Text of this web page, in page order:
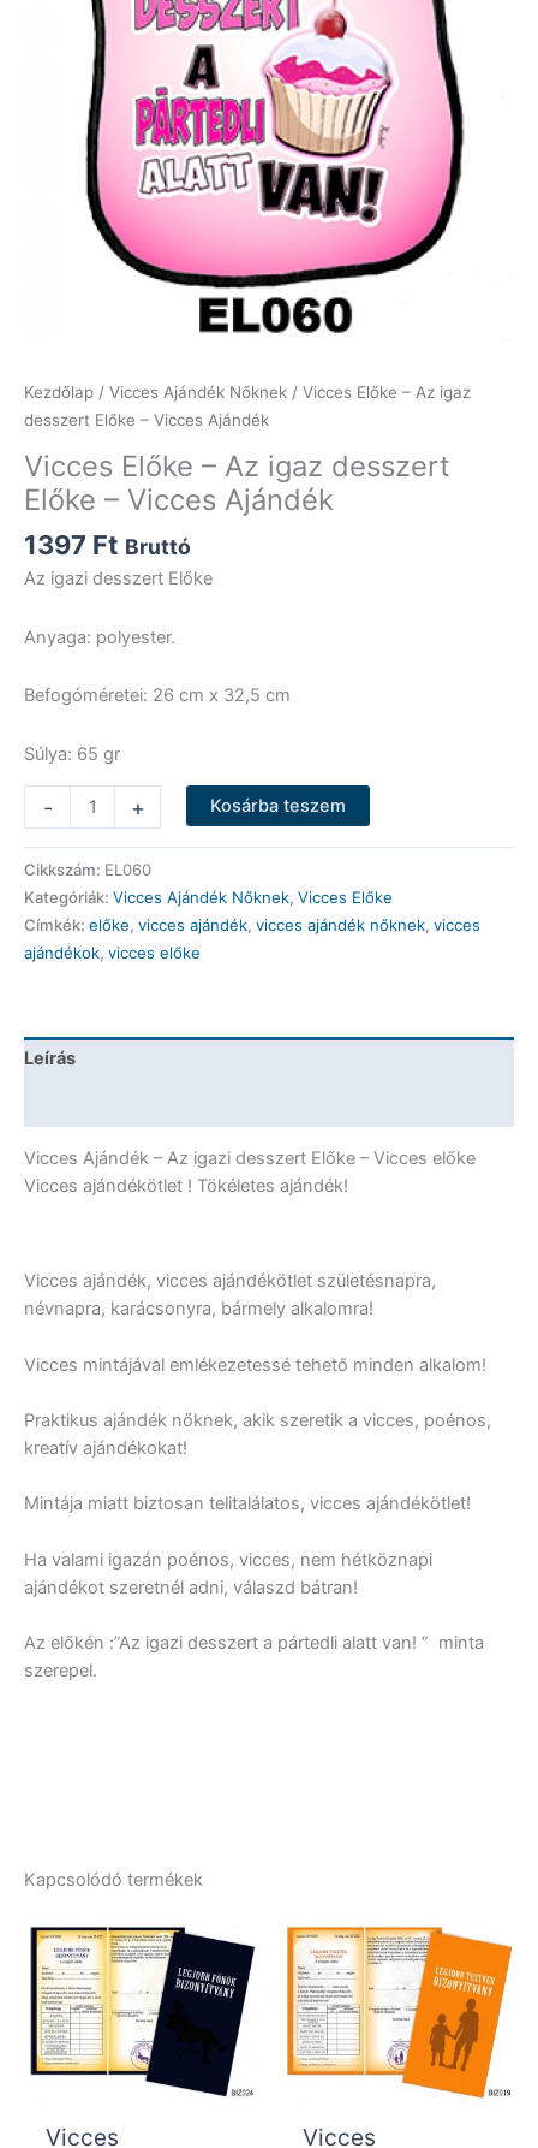
Kezdőlap / Vicces Ajándék Nőknek / Vicces Előke – Az igaz
desszert Előke – Vicces Ajándék
Vicces Előke – Az igaz desszert
Előke – Vicces Ajándék
1397 Ft Bruttó
Az igazi desszert Előke
Anyaga: polyester.
Befogóméretei: 26 cm x 32,5 cm
Súlya: 65 gr
-
Előke
-
Az
igaz
desszert
Előke
Ajándék
+ Kosárba teszem
Cikkszám: EL060
Kategóriák: Vicces Ajándék Nőknek, Vicces Előke
Címkék: előke, vicces ajándék, vicces ajándék nőknek, vicces
ajándékok, vicces előke
Leírás
Vicces Ajándék – Az igazi desszert Előke – Vicces előke
Vicces ajándékötlet ! Tökéletes ajándék!
Vicces ajándék, vicces ajándékötlet születésnapra,
névnapra, karácsonyra, bármely alkalomra!
Vicces mintájával emlékezetessé tehető minden alkalom!
Praktikus ajándék nőknek, akik szeretik a vicces, poénos,
kreatív ajándékokat!
Mintája miatt biztosan telitalálatos, vicces ajándékötlet!
Ha valami igazán poénos, vicces, nem hétköznapi
ajándékot szeretnél adni, válaszd bátran!
Az előkén :”Az igazi desszert a pártedli alatt van! ” minta
szerepel.
Kapcsolódó termékek
Vicces
Vicces